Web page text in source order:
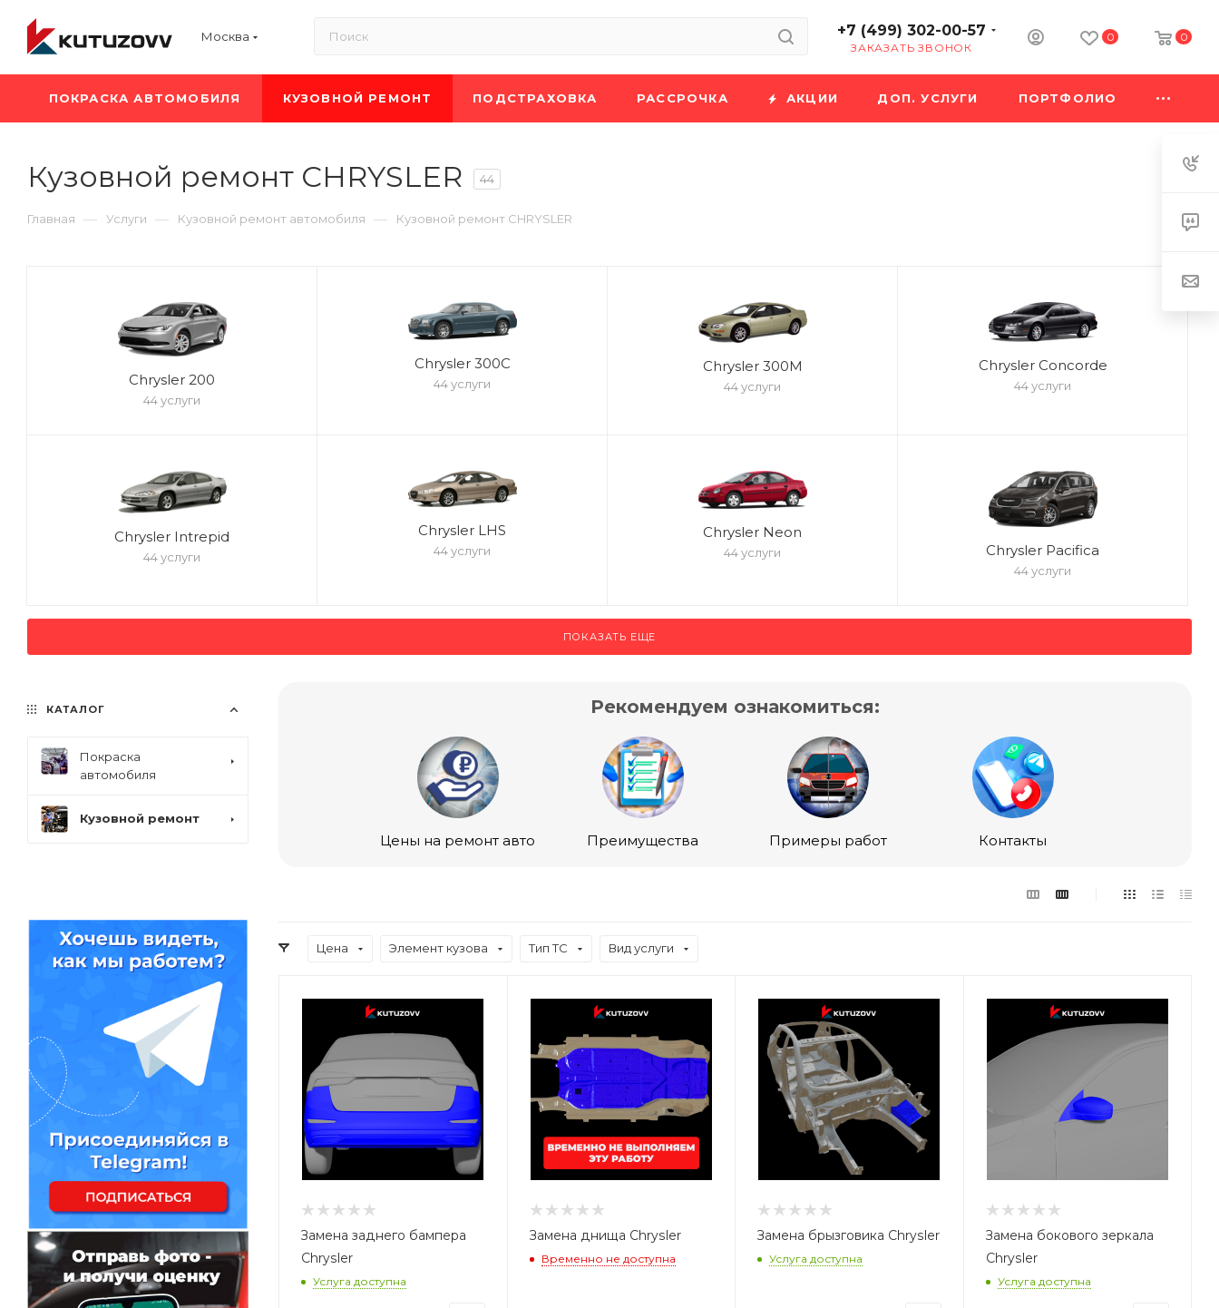
Москва +7 (499) 302-00-57
ЗАКАЗАТЬ ЗВОНОК
0 0
ПОКРАСКА АВТОМОБИЛЯ КУЗОВНОЙ РЕМОНТ ПОДСТРАХОВКА РАССРОЧКА АКЦИИ ДОП. УСЛУГИ ПОРТФОЛИО
Кузовной ремонт CHRYSLER 44
Главная — Услуги — Кузовной ремонт автомобиля — Кузовной ремонт CHRYSLER
Chrysler 200
44 услуги
Chrysler 300C
44 услуги
Chrysler 300M
44 услуги
Chrysler Concorde
44 услуги
Chrysler Intrepid
44 услуги
Chrysler LHS
44 услуги
Chrysler Neon
44 услуги Chrysler Pacifica
44 услуги
ПОКАЗАТЬ ЕЩЕ
Рекомендуем ознакомиться:
Цены на ремонт авто Преимущества Примеры работ Контакты
Цена Элемент кузова Тип ТС Вид услуги
Замена заднего бампера
Chrysler
Услуга доступна
Замена днища Chrysler
Временно не доступна
Замена брызговика Chrysler
Услуга доступна
Замена бокового зеркала
Chrysler
Услуга доступна
КАТАЛОГ
Покраска
автомобиля
Кузовной ремонт